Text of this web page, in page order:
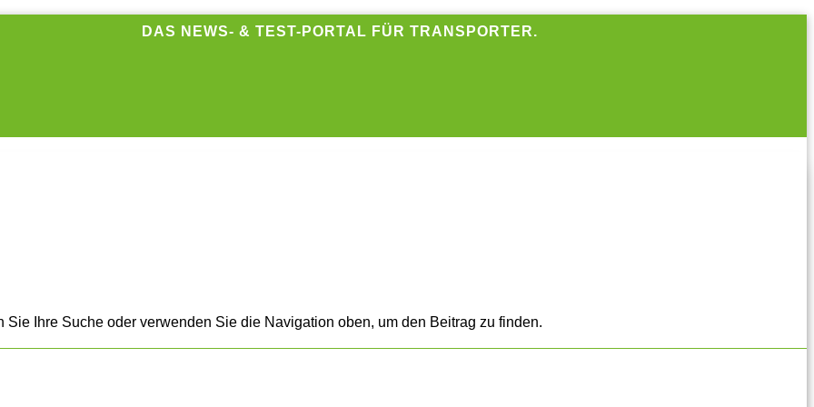
DAS NEWS- & TEST-PORTAL FÜR TRANSPORTER.
Ihre Suche oder verwenden Sie die Navigation oben, um den Beitrag zu finden.